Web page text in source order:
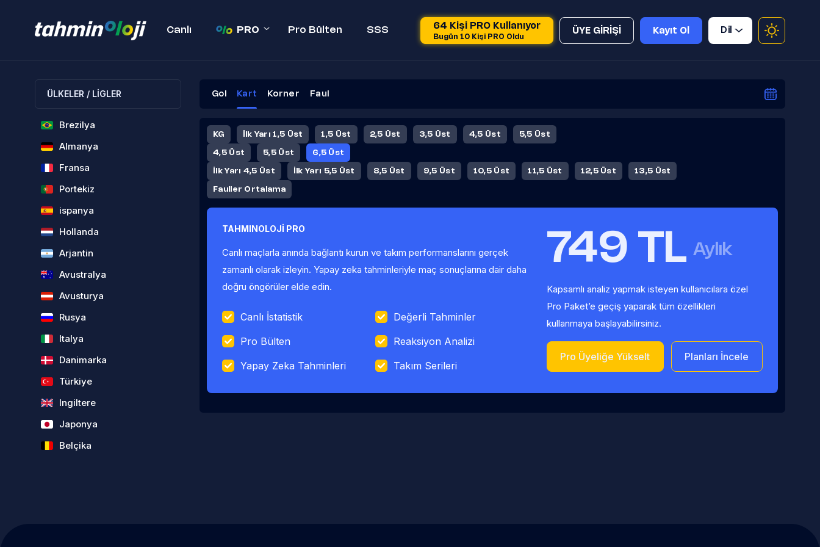
Canlı PRO Pro Bülten SSS 64 Kişi PRO Kullanıyor
Bugün 10 Kişi PRO Oldu
ÜYE GİRİŞİ Kayıt Ol Dil
ÜLKELER / LİGLER
Brezilya
Almanya
Fransa
Portekiz
ispanya
Hollanda
Arjantin
Avustralya
Avusturya
Rusya
Italya
Danimarka
Türkiye
Ingiltere
Japonya
Belçika
Gol Kart Korner Faul
KG İlk Yarı 1,5 Üst 1,5 Üst 2,5 Üst 3,5 Üst 4,5 Üst 5,5 Üst
4,5 Üst 5,5 Üst 6,5 Üst
İlk Yarı 4,5 Üst İlk Yarı 5,5 Üst 8,5 Üst 9,5 Üst 10,5 Üst 11,5 Üst 12,5 Üst 13,5 Üst
Fauller Ortalama
TAHMINOLOJİ PRO
Canlı maçlarla anında bağlantı kurun ve takım performanslarını gerçek
zamanlı olarak izleyin. Yapay zeka tahminleriyle maç sonuçlarına dair daha
doğru öngörüler elde edin.
Canlı İstatistik
Değerli Tahminler
Pro Bülten
Reaksiyon Analizi
Yapay Zeka Tahminleri
Takım Serileri
749 TL Aylık
Kapsamlı analiz yapmak isteyen kullanıcılara özel
Pro Paket’e geçiş yaparak tüm özellikleri
kullanmaya başlayabilirsiniz.
Pro Üyeliğe Yükselt Planları İncele